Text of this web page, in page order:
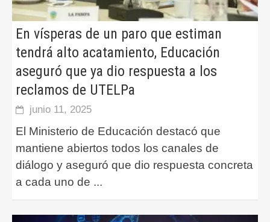
En vísperas de un paro que estiman
tendrá alto acatamiento, Educación
aseguró que ya dio respuesta a los
reclamos de UTELPa
junio 11, 2025
El Ministerio de Educación destacó que
mantiene abiertos todos los canales de
diálogo y aseguró que dio respuesta concreta
a cada uno de ...